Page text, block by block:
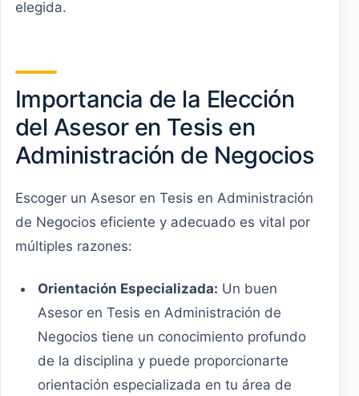
elegida.
Importancia de la Elección
del Asesor en Tesis en
Administración de Negocios
Escoger un Asesor en Tesis en Administración
de Negocios eficiente y adecuado es vital por
múltiples razones:
Orientación Especializada: Un buen
Asesor en Tesis en Administración de
Negocios tiene un conocimiento profundo
de la disciplina y puede proporcionarte
orientación especializada en tu área de